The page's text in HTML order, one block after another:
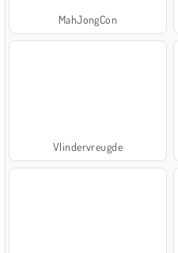
MahJongCon
Vlindervreugde